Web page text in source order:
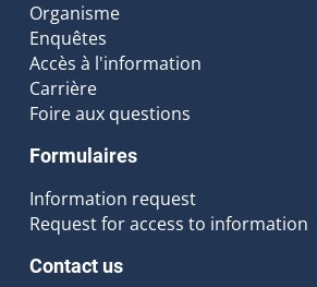
Organisme
Enquêtes
Accès à l'information
Carrière
Foire aux questions
Formulaires
Information request
Request for access to information
Contact us